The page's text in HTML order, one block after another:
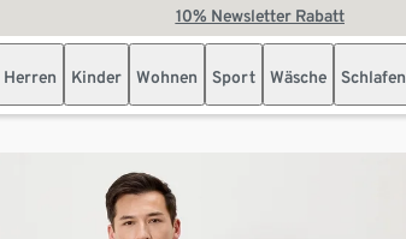
10% Newsletter Rabatt
Herren Kinder Wohnen Sport Wäsche Schlafen